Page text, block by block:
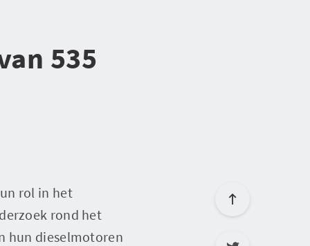
535
rol in het
rond het
hun dieselmotoren